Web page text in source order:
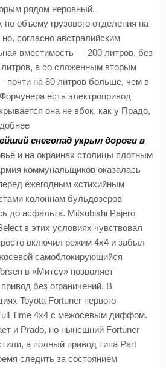
рядом неровный.
объему грузового отделения на
согласно австралийским
вместимость — 200 литров, без
а со сложенным вторым
на 80 литров больше, чем в
есть электропривод
она не вбок, как у Прадо,
снегопад укрыл дороги в
и на окраинах столицы плотным
коммунальщиков оказалась
ежегодным «стихийным
колоннам бульдозеров
до асфальта. Mitsubishi Pajero
в этих условиях чувствовал
включил режим 4х4 и забыл
самоблокирующийся
в «Митсу» позволяет
без ограничений. В
Toyota Fortuner первого
Time 4x4 с межосевым диффом.
и Prado, но нынешний Fortuner
а полный привод типа Part
следить за состоянием